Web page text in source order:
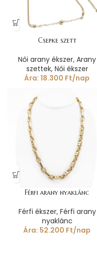
Csepke szett
Női arany ékszer, Arany
szettek, Női ékszer
Ára: 18.300 Ft/nap
Férfi arany nyaklánc
Férfi ékszer, Férfi arany
nyaklánc
Ára: 52.200 Ft/nap